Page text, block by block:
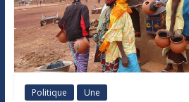
Politique Une